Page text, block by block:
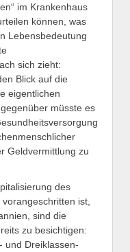
im Krankenhaus
können, was
Lebensbedeutung
sich zieht:
Blick auf die
eigentlichen
müsste es
Geldvermittlung zu
des
ist,
sind die
zu besichtigen:
und Dreiklassen-